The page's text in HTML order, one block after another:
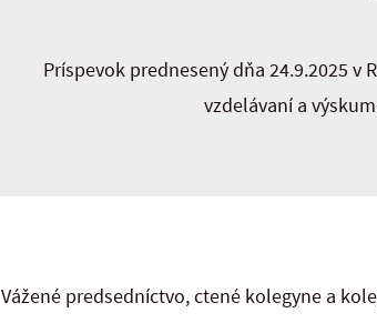
Príspevok prednesený dňa 24.9.2025
vzdelávaní a
Vážené predsedníctvo, ctené kolegyne a